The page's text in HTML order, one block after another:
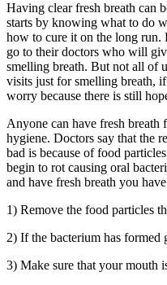
Having clear fresh breath can
starts by knowing what to do
how to cure it on the long run.
go to their doctors who will
smelling breath. But not all of
visits just for smelling breath, if
worry because there is still
Anyone can have fresh
hygiene. Doctors say that the
bad is because of food
begin to rot causing oral
and have fresh breath you
1) Remove the food particles
2) If the bacterium has formed
3) Make sure that your mouth